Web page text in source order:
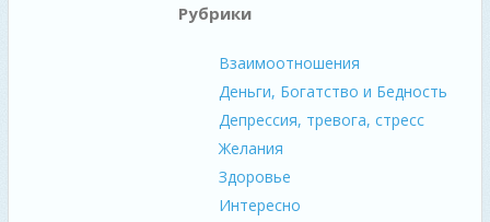
Рубрики
Взаимоотношения
Деньги, Богатство и Бедность
Депрессия, тревога, стресс
Желания
Здоровье
Интересно